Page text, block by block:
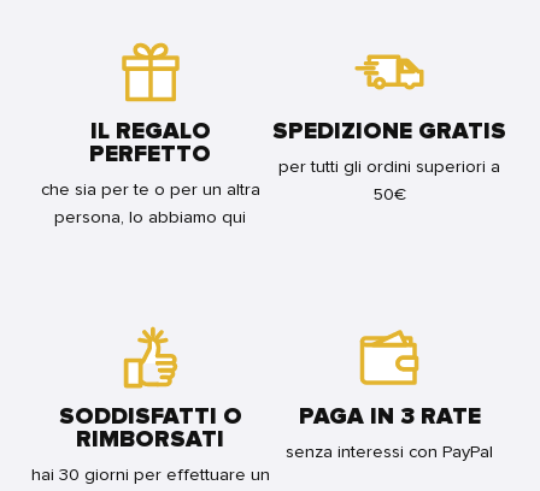
IL REGALO
PERFETTO
che sia per te o per un altra
persona, lo abbiamo qui
SPEDIZIONE GRATIS
per tutti gli ordini superiori a
50€
SODDISFATTI O
RIMBORSATI
hai 30 giorni per effettuare un
PAGA IN 3 RATE
senza interessi con PayPal